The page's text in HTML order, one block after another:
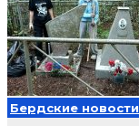
Бердские новости